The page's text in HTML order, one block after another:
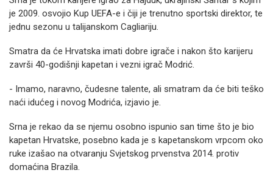
je 2009. osvojio Kup UEFA-e i čiji je trenutno sportski direktor, te
jednu sezonu u talijanskom Cagliariju.
Smatra da će Hrvatska imati dobre igrače i nakon što karijeru
završi 40-godišnji kapetan i vezni igrač Modrić.
- Imamo, naravno, čudesne talente, ali smatram da će biti teško
naći idućeg i novog Modrića, izjavio je.
Srna je rekao da se njemu osobno ispunio san time što je bio
kapetan Hrvatske, posebno kada je s kapetanskom vrpcom oko
ruke izašao na otvaranju Svjetskog prvenstva 2014. protiv
domaćina Brazila.